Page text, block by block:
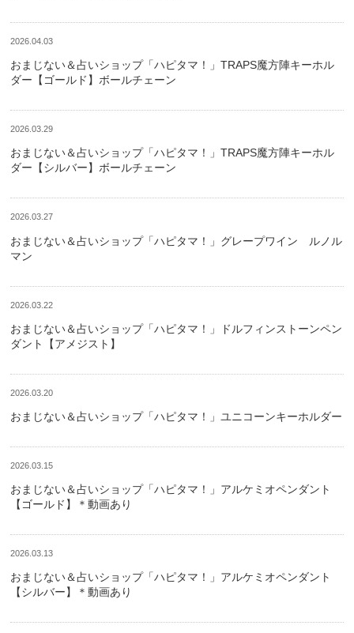
2026.04.03
おまじない＆占いショップ「ハピタマ！」TRAPS魔方陣キーホル
ダー【ゴールド】ボールチェーン
2026.03.29
おまじない＆占いショップ「ハピタマ！」TRAPS魔方陣キーホル
ダー【シルバー】ボールチェーン
2026.03.27
おまじない＆占いショップ「ハピタマ！」グレープワイン ルノル
マン
2026.03.22
おまじない＆占いショップ「ハピタマ！」ドルフィンストーンペン
ダント【アメジスト】
2026.03.20
おまじない＆占いショップ「ハピタマ！」ユニコーンキーホルダー
2026.03.15
おまじない＆占いショップ「ハピタマ！」アルケミオペンダント
【ゴールド】＊動画あり
2026.03.13
おまじない＆占いショップ「ハピタマ！」アルケミオペンダント
【シルバー】＊動画あり